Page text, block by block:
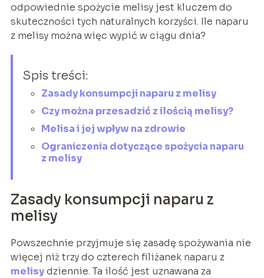
odpowiednie spożycie melisy jest kluczem do
skuteczności tych naturalnych korzyści. Ile naparu
z melisy można więc wypić w ciągu dnia?
Spis treści:
Zasady konsumpcji naparu z melisy
Czy można przesadzić z ilością melisy?
Melisa i jej wpływ na zdrowie
Ograniczenia dotyczące spożycia naparu
z melisy
Zasady konsumpcji naparu z
melisy
Powszechnie przyjmuje się zasadę spożywania nie
więcej niż trzy do czterech filiżanek naparu z
melisydziennie. Ta ilość jest uznawana za